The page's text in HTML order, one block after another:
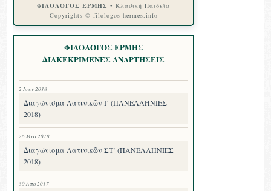
ΦΙΛΟΛΟΓΟΣ ΕΡΜΗΣ • Κλασική Παιδεία
Copyrights © filologos-hermes.info
ΦΙΛΟΛΟΓΟΣ ΕΡΜΗΣ
ΔΙΑΚΕΚΡΙΜΕΝΕΣ ΑΝΑΡΤΗΣΕΙΣ
2 Ιουν 2018
Διαγώνισμα Λατινικῶν Ι’ (ΠΑΝΕΛΛΗΝΙΕΣ
2018)
26 Μαΐ 2018
Διαγώνισμα Λατινικῶν ΣΤ’ (ΠΑΝΕΛΛΗΝΙΕΣ
2018)
30 Απρ 2017